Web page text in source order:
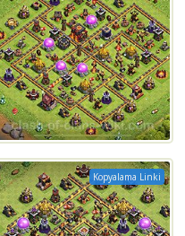
Kopyalama Linki